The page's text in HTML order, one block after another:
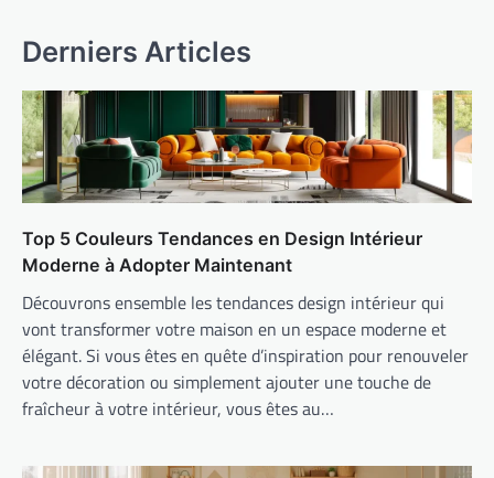
Derniers Articles
Top 5 Couleurs Tendances en Design Intérieur
Moderne à Adopter Maintenant
Découvrons ensemble les tendances design intérieur qui
vont transformer votre maison en un espace moderne et
élégant. Si vous êtes en quête d’inspiration pour renouveler
votre décoration ou simplement ajouter une touche de
fraîcheur à votre intérieur, vous êtes au…